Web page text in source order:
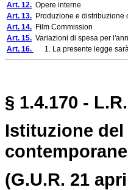
Art. 12. Opere interne
Art. 13. Produzione e distribuzione
Art. 14. Film Commission
Art. 15. Variazioni di spesa per
Art. 16.
1. La presente legge sarà
§ 1.4.170 -
Istituzione
(G.U.R. 21